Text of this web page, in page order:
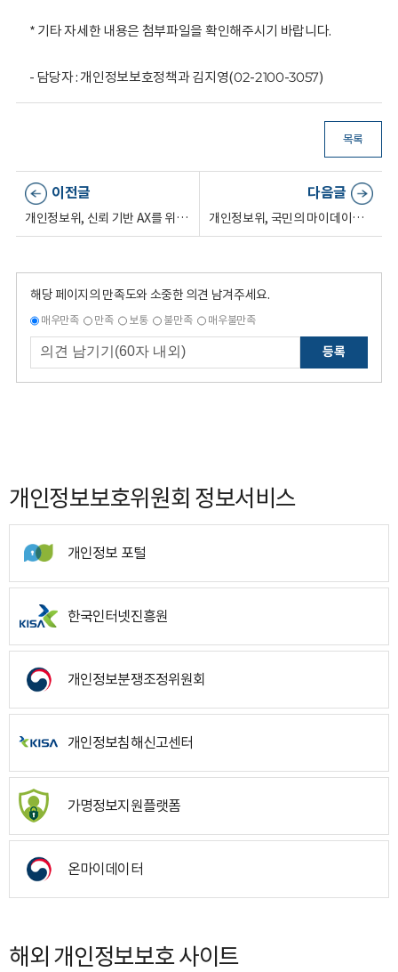
* 기타 자세한 내용은 첨부파일을 확인해주시기 바랍니다.
- 담당자 : 개인정보보호정책과 김지영(02-2100-3057)
목록
이전글
개인정보위, 신뢰 기반 AX를 위해 학계와 머리를 맞대다
다음글
개인정보위, 국민의 마이데이터 안전 활용을 위한 지원사업 공모
해당 페이지의 만족도와 소중한 의견 남겨주세요.
매우만족 만족 보통 불만족 매우불만족
등록
개인정보보호위원회 정보서비스
개인정보 포털
한국인터넷진흥원
개인정보분쟁조정위원회
개인정보침해신고센터
가명정보지원플랫폼
온마이데이터
해외 개인정보보호 사이트